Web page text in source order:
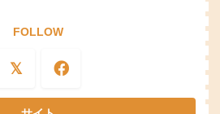
FOLLOW